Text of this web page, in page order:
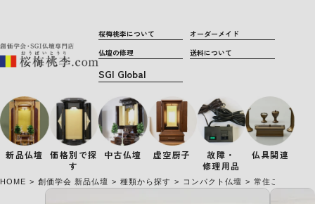
桜梅桃李について
オーダーメイド
仏壇の修理
送料について
新品仏壇 価格別で探
す
中古仏壇 虚空厨子
故障・
修理用品
仏具関連
HOME 創価学会 新品仏壇 種類から探す コンパクト仏壇 常住ご本尊様対